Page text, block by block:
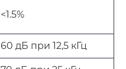
<1.5%
60 дБ при 12,5 кГц